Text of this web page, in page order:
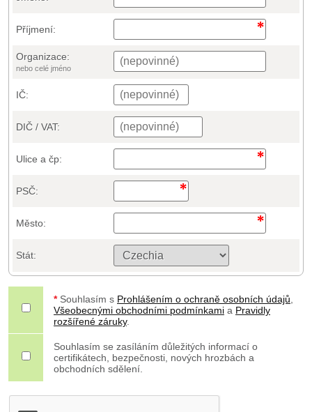
Příjmení:
Organizace:
nebo celé jméno
IČ:
DIČ / VAT:
Ulice a čp:
PSČ:
Město:
Stát:
* Souhlasím s Prohlášením o ochraně osobních údajů
Všeobecnými obchodními podmínkami a Pravidly
rozšířené záruky.
Souhlasím se zasíláním důležitých informací o
certifikátech, bezpečnosti, nových hrozbách a
obchodních sdělení.